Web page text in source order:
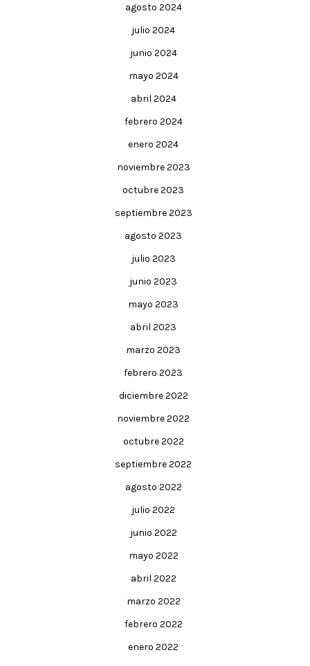
agosto 2024
julio 2024
junio 2024
mayo 2024
abril 2024
febrero 2024
enero 2024
noviembre 2023
octubre 2023
septiembre 2023
agosto 2023
julio 2023
junio 2023
mayo 2023
abril 2023
marzo 2023
febrero 2023
diciembre 2022
noviembre 2022
octubre 2022
septiembre 2022
agosto 2022
julio 2022
junio 2022
mayo 2022
abril 2022
marzo 2022
febrero 2022
enero 2022